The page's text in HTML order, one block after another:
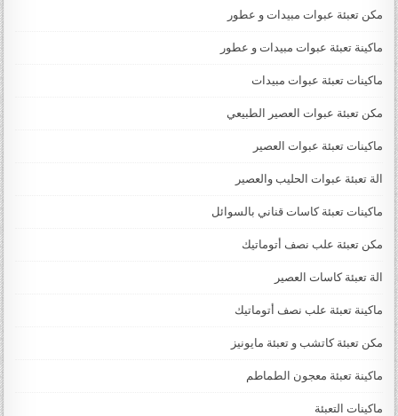
مكن تعبئة عبوات مبيدات و عطور
ماكينة تعبئة عبوات مبيدات و عطور
ماكينات تعبئة عبوات مبيدات
مكن تعبئة عبوات العصير الطبيعي
ماكينات تعبئة عبوات العصير
الة تعبئة عبوات الحليب والعصير
ماكينات تعبئة كاسات قناني بالسوائل
مكن تعبئة علب نصف أتوماتيك
الة تعبئة كاسات العصير
ماكينة تعبئة علب نصف أتوماتيك
مكن تعبئة كاتشب و تعبئة مايونيز
ماكينة تعبئة معجون الطماطم
ماكينات التعبئة